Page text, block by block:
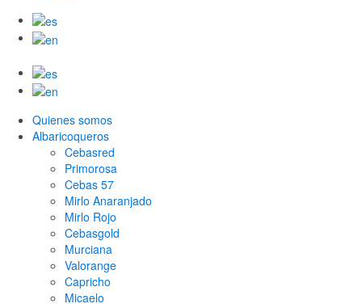
Quienes somos
Albaricoqueros
Cebasred
Primorosa
Cebas 57
Mirlo Anaranjado
Mirlo Rojo
Cebasgold
Murciana
Valorange
Capricho
Micaelo